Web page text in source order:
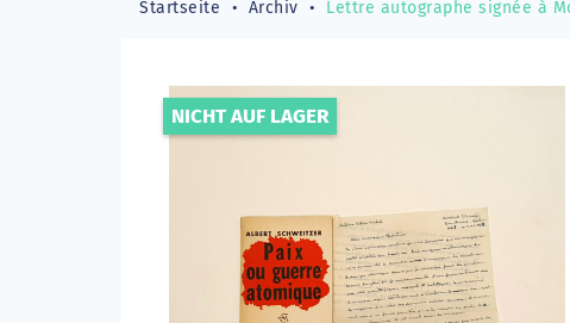
Startseite Archiv Lettre autographe signée à
NICHT AUF LAGER